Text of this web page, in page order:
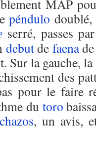
MAP
péndulo doublé,
serré, passes
debutde faena
Sur la gauche,
des
pour le faire
du toro
, un avis,